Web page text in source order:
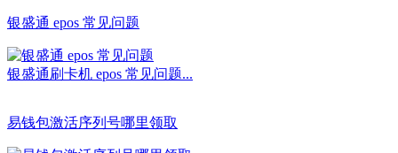
银盛通 epos 常见问题
银盛通刷卡机 epos 常见问题...
易钱包激活序列号哪里领取